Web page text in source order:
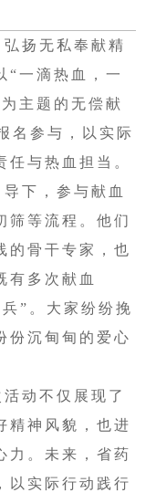
扬无私奉献精
“一滴热血，一
主题的无偿献
名参与，以实际
任与热血担当。
下，参与献血
筛等流程。他们
的骨干专家，也
有多次献血
”。大家纷纷挽
份沉甸甸的爱心
动不仅展现了
精神风貌，也进
力。未来，省药
以实际行动践行